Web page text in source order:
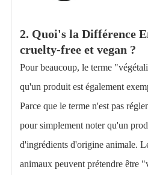
2. Quoi's la Différence
cruelty-free et vegan ?
Pour beaucoup, le terme
qu'un produit est également
Parce que le terme n'est pas
pour simplement noter qu'un
d'ingrédients d'origine animale.
animaux peuvent prétendre être